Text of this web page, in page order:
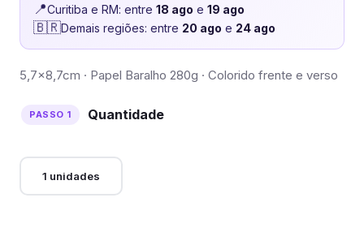
📍Curitiba e RM: entre 18 ago e 19 ago
🇧🇷Demais regiões: entre 20 ago e 24 ago
5,7×8,7cm · Papel Baralho 280g · Colorido frente e verso
Quantidade
1 unidades